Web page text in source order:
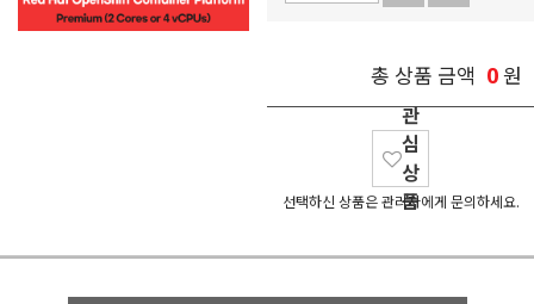
총 상품 금액 0원
관
심
상
품
선택하신 상품은 관리자에게 문의하세요.